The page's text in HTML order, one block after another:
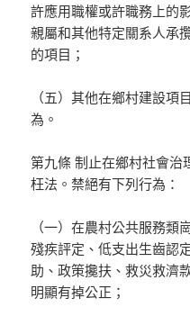
許應用職權或許職務上的
親屬和其他特定關系人承
的項目；
（五）其他在鄉村建設
為。
第九條 制止在鄉村社會治
枉法。禁絕有下列行為：
（一）在農村公共服務類
殘疾評定、低支出生齒認
助、政策攙扶、救災救濟
明顯有掉公正；